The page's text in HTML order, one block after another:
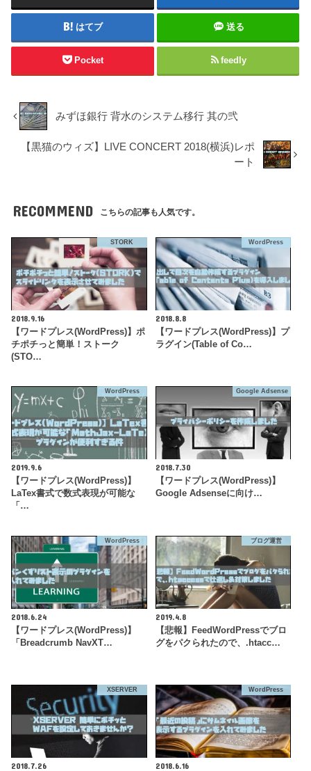
はてブ 送る
Pocket feedly
みずほ銀行 背水のシステム移行 其の弐
【黒猫のウィズ】LIVE CONCERT 2018(横浜)レポ
ート
RECOMMEND こちらの記事も人気です。
STORK
2018.9.16
【ワードプレス(WordPress)】ポ
チポチっと簡単！ストーク
(STO…
WordPress
2018.8.8
【ワードプレス(WordPress)】プ
ラグイン(Table of Co…
WordPress
2019.9.6
【ワードプレス(WordPress)】
LaTex書式で数式表現が可能な
「…
Google Adsense
2018.7.30
【ワードプレス(WordPress)】
Google Adsenseに向け…
WordPress
2018.6.24
【ワードプレス(WordPress)】
「Breadcrumb NavXT…
ブログ運営
2019.4.8
【悲報】FeedWordPressでブロ
グをパクられたので、.htacc…
XSERVER
2018.7.26
WordPress
2018.6.16